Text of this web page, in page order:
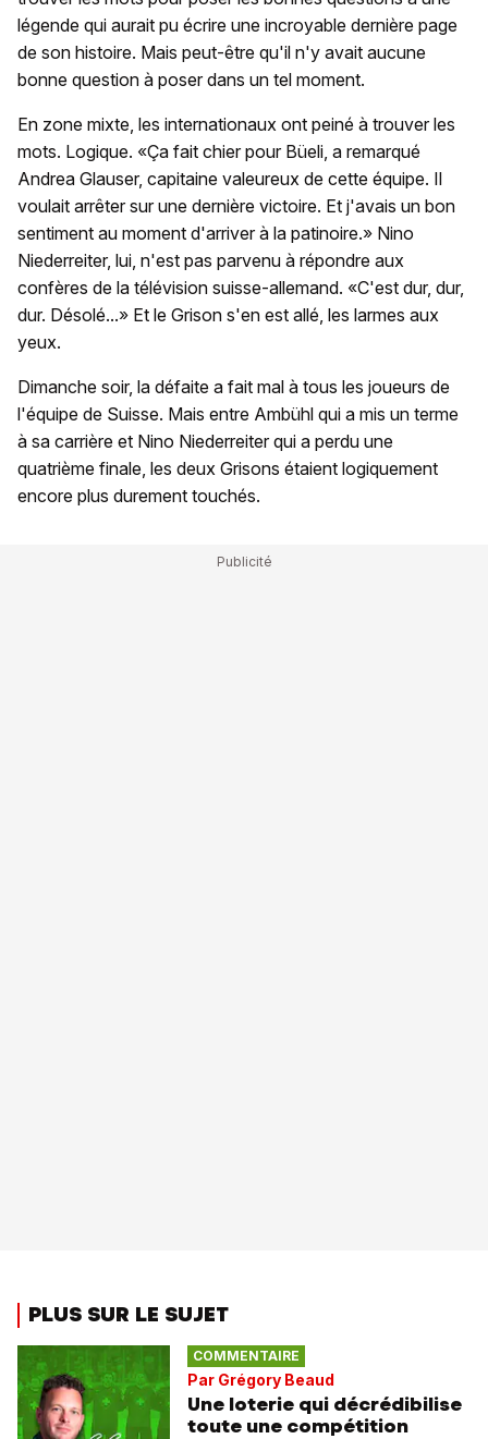
légende qui aurait pu écrire une incroyable dernière page
de son histoire. Mais peut-être qu'il n'y avait aucune
bonne question à poser dans un tel moment.
En zone mixte, les internationaux ont peiné à trouver les
mots. Logique. «Ça fait chier pour Büeli, a remarqué
Andrea Glauser, capitaine valeureux de cette équipe. Il
voulait arrêter sur une dernière victoire. Et j'avais un bon
sentiment au moment d'arriver à la patinoire.» Nino
Niederreiter, lui, n'est pas parvenu à répondre aux
confères de la télévision suisse-allemand. «C'est dur, dur,
dur. Désolé...» Et le Grison s'en est allé, les larmes aux
yeux.
Dimanche soir, la défaite a fait mal à tous les joueurs de
l'équipe de Suisse. Mais entre Ambühl qui a mis un terme
à sa carrière et Nino Niederreiter qui a perdu une
quatrième finale, les deux Grisons étaient logiquement
encore plus durement touchés.
PLUS SUR LE SUJET
COMMENTAIRE
Par Grégory Beaud
Une loterie qui décrédibilise
toute une compétition